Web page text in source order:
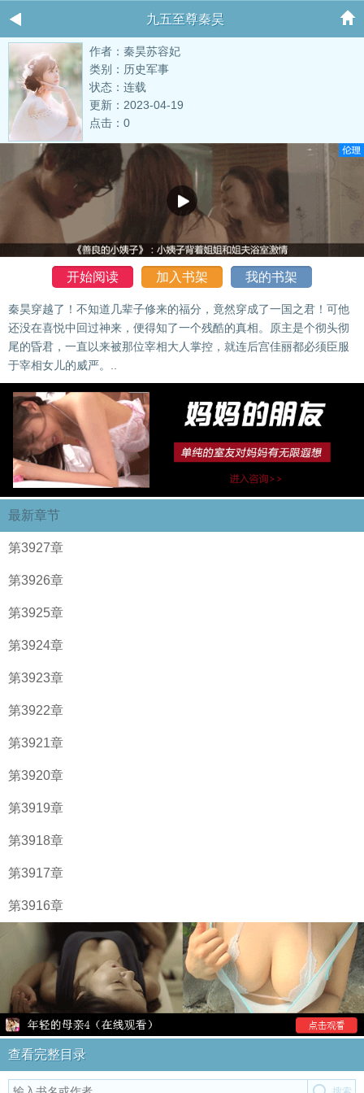
九五至尊秦昊
作者：秦昊苏容妃
类别：历史军事
状态：连载
更新：2023-04-19
点击：0
开始阅读 加入书架 我的书架
秦昊穿越了！不知道几辈子修来的福分，竟然穿成了一国之君！可他
还没在喜悦中回过神来，便得知了一个残酷的真相。原主是个彻头彻
尾的昏君，一直以来被那位宰相大人掌控，就连后宫佳丽都必须臣服
于宰相女儿的威严。..
最新章节
第3927章
第3926章
第3925章
第3924章
第3923章
第3922章
第3921章
第3920章
第3919章
第3918章
第3917章
第3916章
查看完整目录